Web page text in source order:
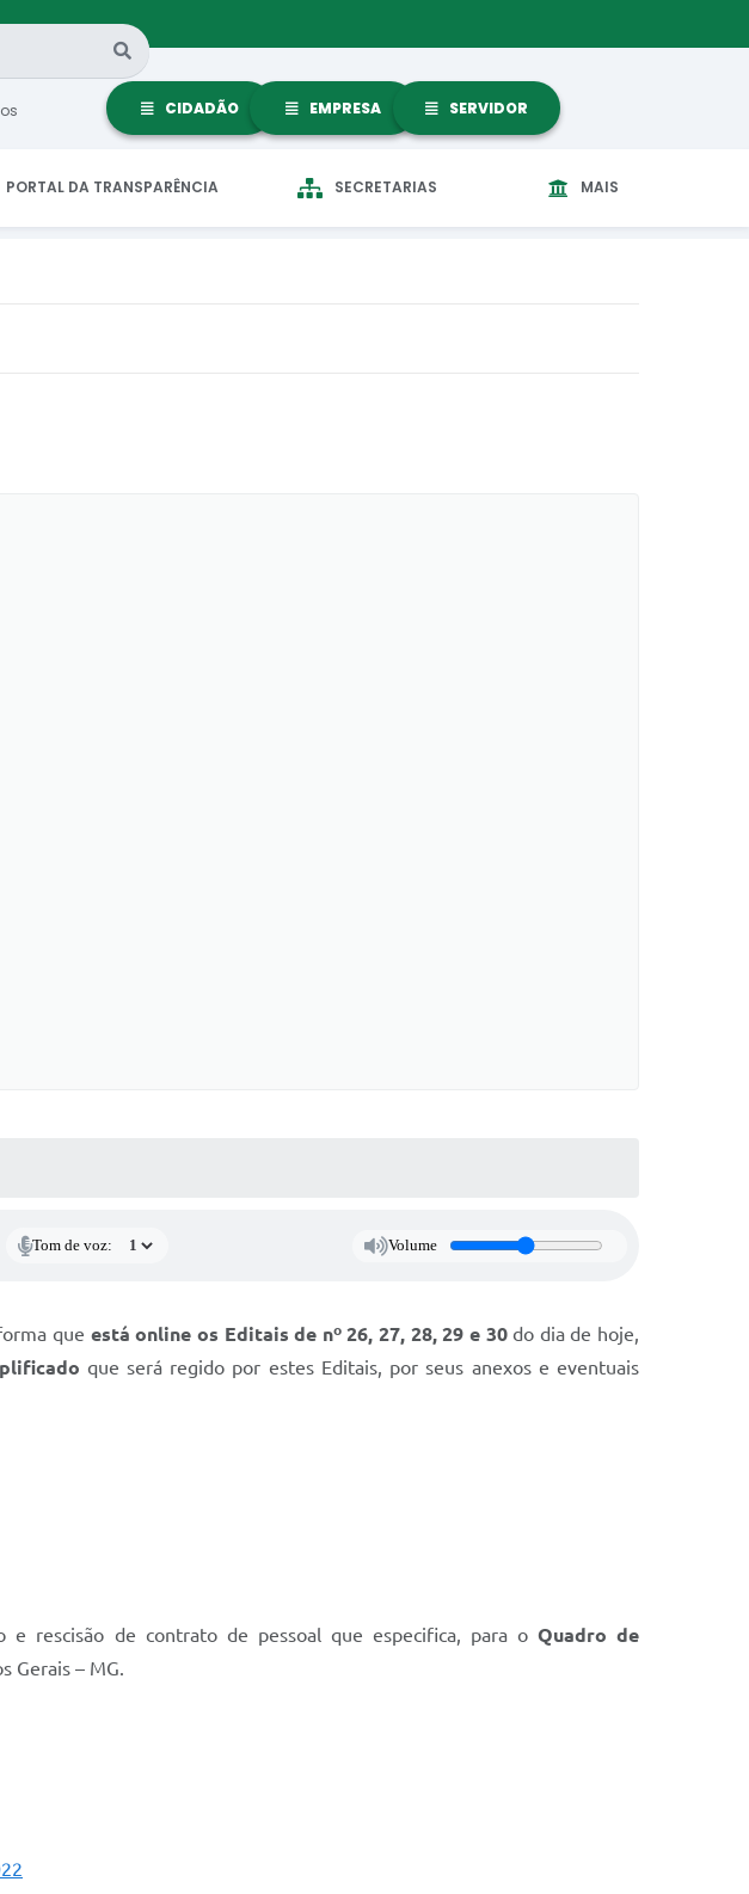
CIDADÃO EMPRESA SERVIDOR
PORTAL DA TRANSPARÊNCIA SECRETARIAS MAIS
Tom de voz: Volume
que está online os Editais de nº 26, 27, 28, 29 e 30do dia de hoje,
que será regido por estes Editais, por seus anexos e eventuais
e rescisão de contrato de pessoal que especifica, para o Quadro de
Gerais – MG.